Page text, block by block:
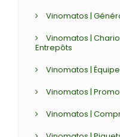
Vinomatos |
Vinomatos |
Entrepôts
Vinomatos |
Vinomatos |
Vinomatos |